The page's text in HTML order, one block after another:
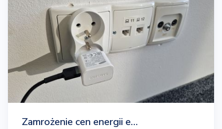
Zamrożenie cen energii e…